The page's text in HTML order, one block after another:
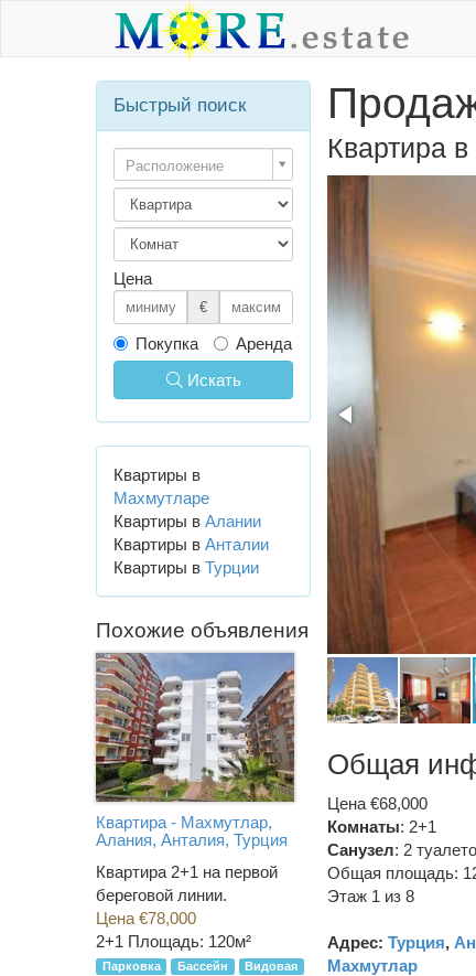
Квартира
Общая
Цена €68,000
Комнаты: 2+1
Санузел: 2
Общая площадь:
Этаж 1 из 8
Адрес: Турция,
Махмутлар
Быстрый поиск
Расположение
Цена
€
Покупка
Аренда
Искать
Квартиры в
Махмутларе
Квартиры в Алании
Квартиры в Анталии
Квартиры в Турции
Похожие объявления
Квартира - Махмутлар,
Алания, Анталия, Турция
Квартира 2+1 на первой
береговой линии.
Цена €78,000
2+1 Площадь: 120м²
Парковка Бассейн
Видовая